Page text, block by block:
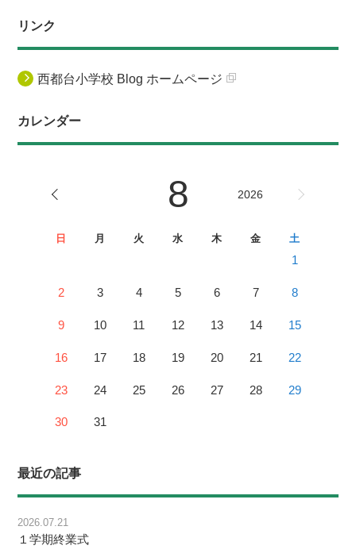
リンク
西都台小学校 Blog ホームページ
カレンダー
8 2026
日 月 火 水 木 金 土
1
2 3 4 5 6 7 8
9 10 11 12 13 14 15
16 17 18 19 20 21 22
23 24 25 26 27 28 29
30 31
最近の記事
2026.07.21
１学期終業式